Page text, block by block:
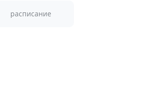
расписание